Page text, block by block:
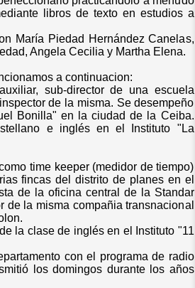
libros de texto en estudios a
María Piedad Hernández Canelas,
Angela Cecilia y Martha Elena.
a continuacion:
sub-director de una escuela
de la misma. Se desempeño
Bonilla" en la ciudad de la Ceiba.
e inglés en el Instituto "La
time keeper (medidor de tiempo)
fincas del distrito de planes en el
de la oficina central de la Standar
de la misma compañia transnacional
la clase de inglés en el Instituto "11
con el programa de radio
los domingos durante los años